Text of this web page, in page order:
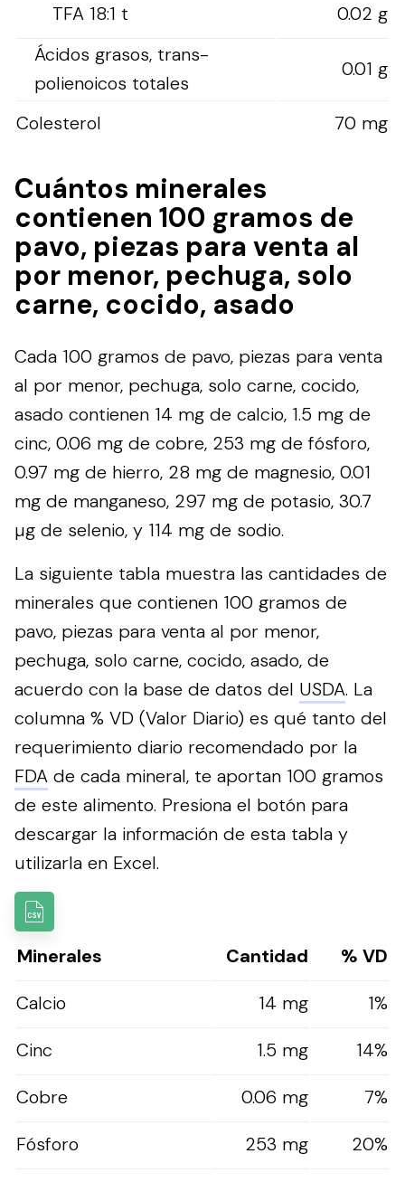
TFA 18:1 t
0.02 g
Ácidos grasos, trans-
polienoicos totales
0.01 g
Colesterol 70 mg
Cuántos minerales
contienen 100 gramos de
pavo, piezas para venta al
por menor, pechuga, solo
carne, cocido, asado
Cada 100 gramos de pavo, piezas para venta
al por menor, pechuga, solo carne, cocido,
asado contienen 14 mg de calcio, 1.5 mg de
cinc, 0.06 mg de cobre, 253 mg de fósforo,
0.97 mg de hierro, 28 mg de magnesio, 0.01
mg de manganeso, 297 mg de potasio, 30.7
µg de selenio, y 114 mg de sodio.
La siguiente tabla muestra las cantidades de
minerales que contienen 100 gramos de
pavo, piezas para venta al por menor,
pechuga, solo carne, cocido, asado, de
acuerdo con la base de datos del USDA. La
columna % VD (Valor Diario) es qué tanto del
requerimiento diario recomendado por la
FDA de cada mineral, te aportan 100 gramos
de este alimento. Presiona el botón para
descargar la información de esta tabla y
utilizarla en Excel.
Minerales Cantidad
% VD
Calcio
14 mg
1%
Cinc
1.5 mg
14%
Cobre
0.06 mg
7%
Fósforo
253 mg
20%